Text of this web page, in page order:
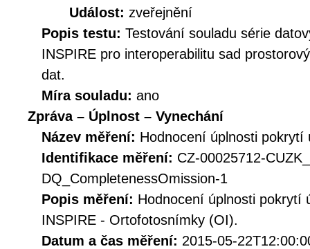
Událost: zveřejnění
Popis testu: Testování souladu série
INSPIRE pro interoperabilitu sad
dat.
Míra souladu: ano
Zpráva – Úplnost – Vynechání
Název měření: Hodnocení úplnosti pokrytí
Identifikace měření: CZ-00025712-
DQ_CompletenessOmission-1
Popis měření: Hodnocení úplnosti pokrytí
INSPIRE - Ortofotosnímky (OI).
Datum a čas měření: 2015-05-